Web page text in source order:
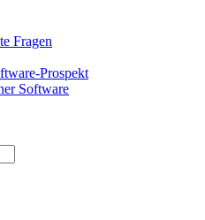
Fragen
Prospekt
Software